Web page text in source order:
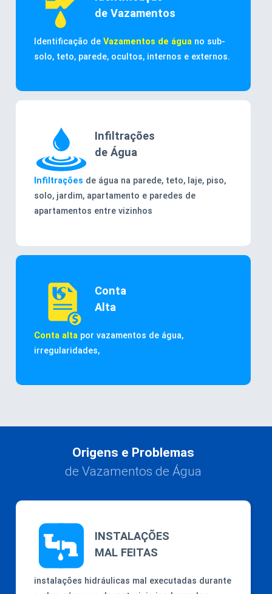
de Vazamentos
Identificação deVazamentos de água no sub-
solo, teto, parede, ocultos, internos e externos.
Infiltrações
de Água
Infiltrações de água na parede, teto, laje, piso,
solo, jardim, apartamento e paredes de
apartamentos entre vizinhos
Conta
Alta
Conta alta por vazamentos de água,
irregularidades,
Origens e Problemas
de Vazamentos de Água
INSTALAÇÕES
MAL FEITAS
instalações hidráulicas mal executadas durante